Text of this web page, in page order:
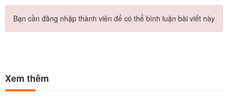
Bạn cần đăng nhập thành viên để có thể bình luận bài viết này
Xem thêm